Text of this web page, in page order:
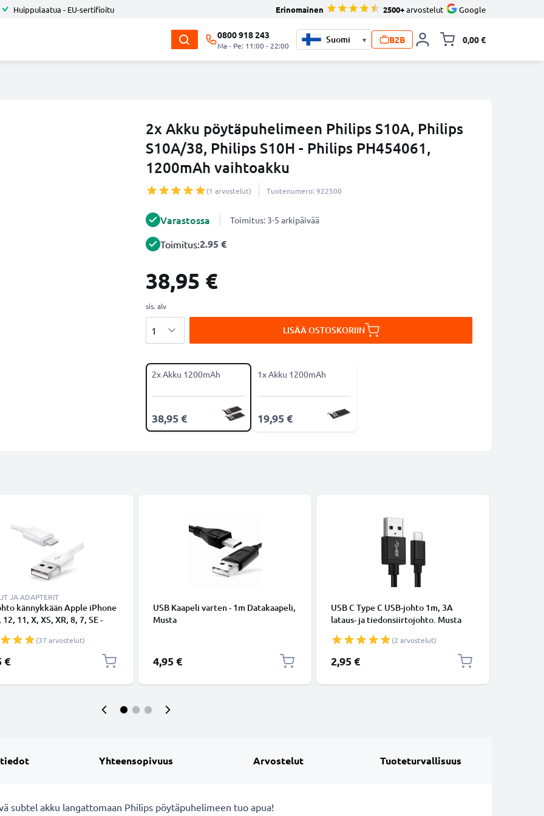
Huippulaatua - EU-sertifioitu Erinomainen 2500+arvostelut Google
0800 918 243
Ma - Pe: 11:00 - 22:00
▾ B2B 0,00 €
2x Akku pöytäpuhelimeen Philips S10A, Philips
S10A/38, Philips S10H - Philips PH454061,
1200mAh vaihtoakku
(1 arvostelut) Tuotenumero: 922500
Varastossa Toimitus: 3-5 arkipäivää
Toimitus:2.95 €
38,95 €
sis. alv
LISÄÄ OSTOSKORIIN
2x Akku 1200mAh
38,95 €
1x Akku 1200mAh
19,95 €
JA ADAPTERIT
kännykkään Apple iPhone
11, X, XS, XR, 8, 7, SE -
datakaapeli
(37 arvostelut)
€
USB Kaapeli varten - 1m Datakaapeli,
Musta
4,95 €
USB C Type C USB-johto 1m, 3A
lataus- ja tiedonsiirtojohto. Musta
USB-kaapeli
(2 arvostelut)
2,95 €
Yhteensopivuus Arvostelut Tuoteturvallisuus
subtel akku langattomaan Philips pöytäpuhelimeen tuo apua!